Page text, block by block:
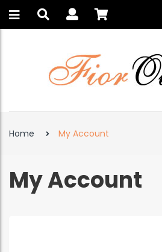
Home My Account
My Account